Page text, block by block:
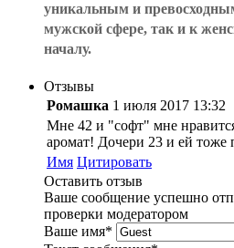
уникальным и
мужской сфере, так и к
началу.
Отзывы
Ромашка 1 июля 2017 13:32
Мне 42 и "софт" мне
аромат! Дочери 23 и ей тоже
Имя Цитировать
Оставить отзыв
Ваше сообщение успешно
проверки модератором
Ваше имя*